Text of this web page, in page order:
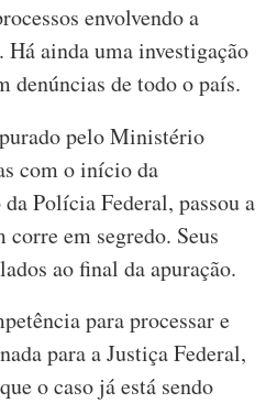
envolvendo a
ainda uma investigação
denúncias de todo o país.
pelo Ministério
com o início da
Polícia Federal, passou a
em segredo. Seus
ao final da apuração.
para processar e
para a Justiça Federal,
o caso já está sendo